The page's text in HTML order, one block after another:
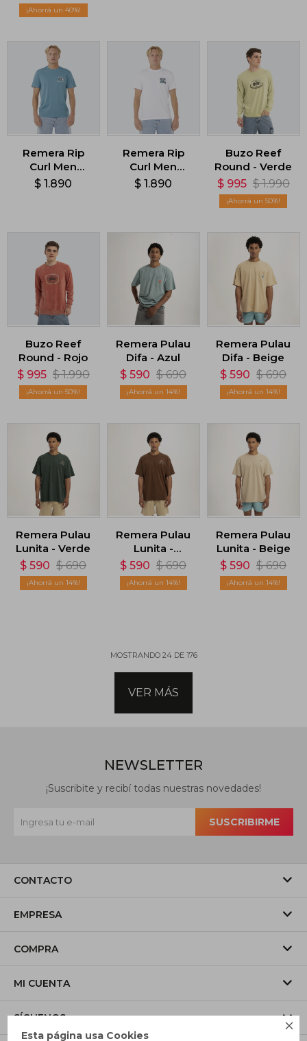

Esta página usa Cookies
40
Remera Rip
Curl Men
Hazed &
$ 1.890
Remera Rip
Curl Men
Hazed &
$ 1.890
Buzo Reef
Round - Verde
$ 995 $ 1.990
50
Buzo Reef
Round - Rojo
$ 995 $ 1.990
50
Remera Pulau
Difa - Azul
$ 590 $ 690
14
Remera Pulau
Difa - Beige
$ 590 $ 690
14
Remera Pulau
Lunita - Verde
$ 590 $ 690
14
Remera Pulau
Lunita -
Marrón
$ 590 $ 690
14
Remera Pulau
Lunita - Beige
$ 590 $ 690
14
MOSTRANDO 24DE 176
VER MÁS
CONTACTO
EMPRESA
COMPRA
MI CUENTA
SÍGUENOS
NEWSLETTER
¡Suscribite y recibí todas nuestras novedades!
SUSCRIBIRME